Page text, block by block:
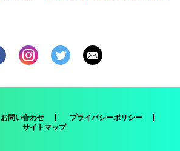
お問い合わせ
プライバシーポリシー
サイトマップ